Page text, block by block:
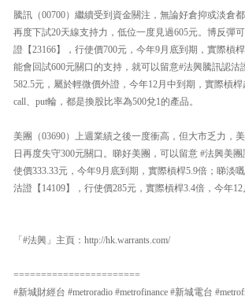
騰訊（00700）繼續受到資金關注，無論好倉抑或淡倉
再度下試20天線支持力，低位一度見過605元。博反彈
證【23166】，行使價700元，今年9月底到期，實際槓
能會回試600元關口的支持，就可以留意#法興騰訊認沽
582.5元，屬於輕微價外證，今年12月中到期，實際槓
call、put輪，都是換股比率為500兌1的產品。
美團（03690）上週業績之後一度衝高，但大市乏力，
日再度失守300元關口。睇好美團，可以留意 #法興美
使價333.33元，今年9月底到期，實際槓桿5.9倍；睇淡
沽證【14109】，行使價285元，實際槓桿3.4倍，今年12
「#法興」主頁：http://hk.warrants.com/
=======================
#新城財經台 #metroradio #metrofinance #新城電台